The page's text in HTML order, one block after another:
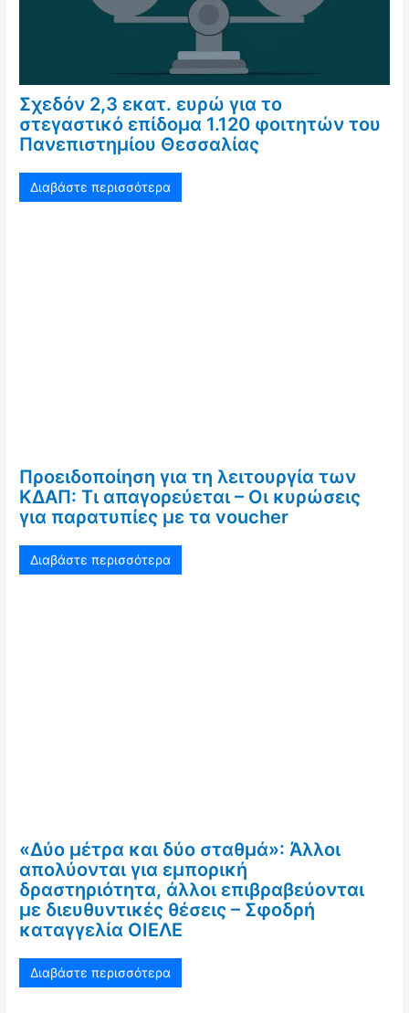
Σχεδόν 2,3 εκατ. ευρώ για το
στεγαστικό επίδομα 1.120 φοιτητών του
Πανεπιστημίου Θεσσαλίας
Διαβάστε περισσότερα
Προειδοποίηση για τη λειτουργία των
ΚΔΑΠ: Τι απαγορεύεται – Οι κυρώσεις
για παρατυπίες με τα voucher
Διαβάστε περισσότερα
«Δύο μέτρα και δύο σταθμά»: Άλλοι
απολύονται για εμπορική
δραστηριότητα, άλλοι επιβραβεύονται
με διευθυντικές θέσεις – Σφοδρή
καταγγελία ΟΙΕΛΕ
Διαβάστε περισσότερα